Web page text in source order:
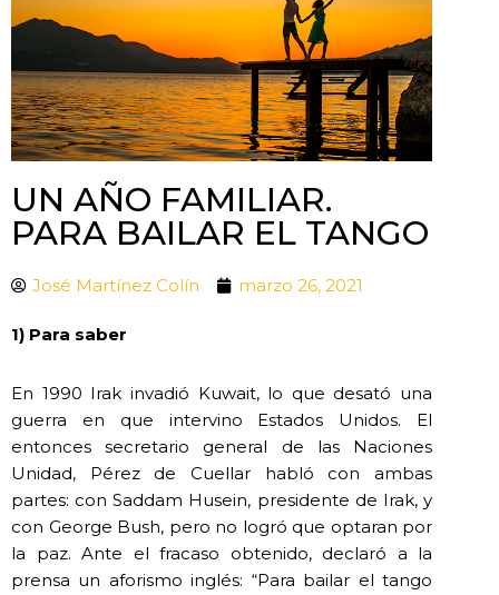
UN AÑO FAMILIAR.
PARA BAILAR EL TANGO
José Martínez Colín marzo 26, 2021
1) Para saber
En 1990 Irak invadió Kuwait, lo que desató una
guerra en que intervino Estados Unidos. El
entonces secretario general de las Naciones
Unidad, Pérez de Cuellar habló con ambas
partes: con Saddam Husein, presidente de Irak, y
con George Bush, pero no logró que optaran por
la paz. Ante el fracaso obtenido, declaró a la
prensa un aforismo inglés: “Para bailar el tango